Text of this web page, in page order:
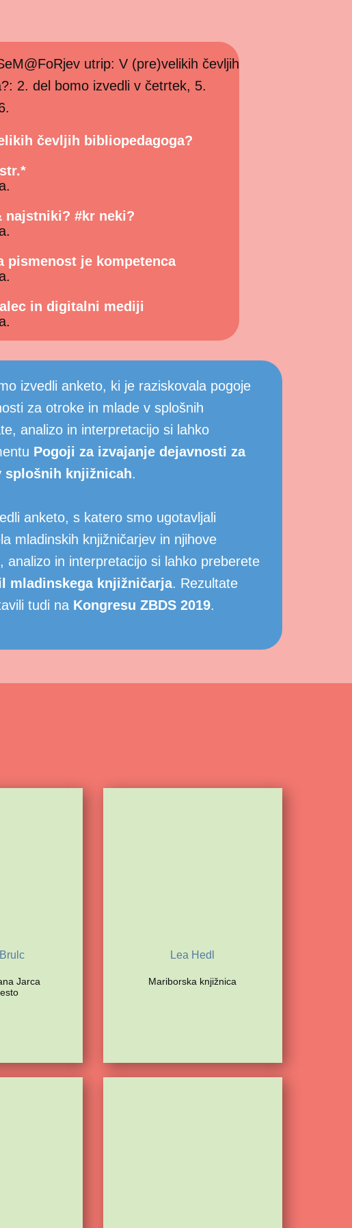
utrip: V (pre)velikih čevljih
2. del bomo izvedli v četrtek, 5.
čevljih bibliopedagoga?
najstniki? #kr neki?
pismenost je kompetenca
in digitalni mediji
izvedli anketo, ki je raziskovala pogoje
za otroke in mlade v splošnih
analizo in interpretacijo si lahko
Pogoji za izvajanje dejavnosti za
splošnih knjižnicah.
anketo, s katero smo ugotavljali
mladinskih knjižničarjev in njihove
analizo in interpretacijo si lahko preberete
mladinskega knjižničarja. Rezultate
tudi na Kongresu ZBDS 2019.
Jarca
Lea Hedl
Mariborska knjižnica